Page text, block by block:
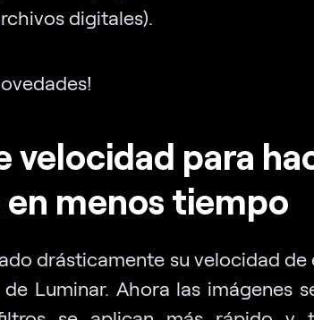
digitales).
velocidad para
en menos tiempo
drásticamente su velocidad de
Luminar. Ahora las imágenes